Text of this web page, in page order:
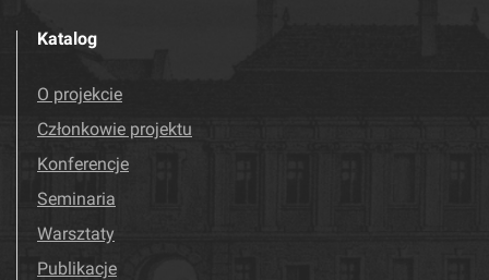
Katalog
O projekcie
Członkowie projektu
Konferencje
Seminaria
Warsztaty
Publikacje